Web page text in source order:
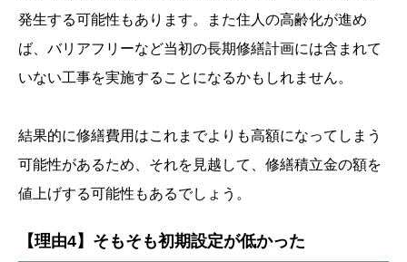
発生する可能性もあります。また住人の高齢化が進め
ば、バリアフリーなど当初の長期修繕計画には含まれて
いない工事を実施することになるかもしれません。
結果的に修繕費用はこれまでよりも高額になってしまう
可能性があるため、それを見越して、修繕積立金の額を
値上げする可能性もあるでしょう。
【理由4】そもそも初期設定が低かった